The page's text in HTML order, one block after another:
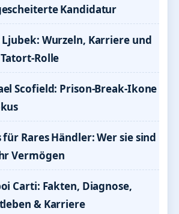
Kandidatur
Ljubek: Wurzeln, Karriere und
Rolle
Scofield: Prison-Break-Ikone
für Rares Händler: Wer sie sind
Vermögen
Carti: Fakten, Diagnose,
& Karriere